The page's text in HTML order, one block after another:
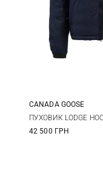
S M
CANADA GOOSE
ПУХОВИК LODGE
42 500 ГРН